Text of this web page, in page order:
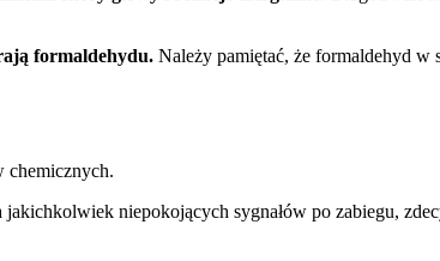
formaldehydu. Należy pamiętać, że formaldehyd w
chemicznych.
niepokojących sygnałów po zabiegu,